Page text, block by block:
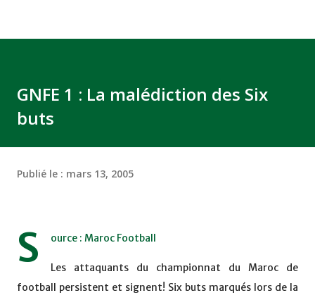
GNFE 1 : La malédiction des Six
buts
Publié le : mars 13, 2005
S ource : Maroc Football
Les attaquants du championnat du Maroc de
football persistent et signent! Six buts marqués lors de la